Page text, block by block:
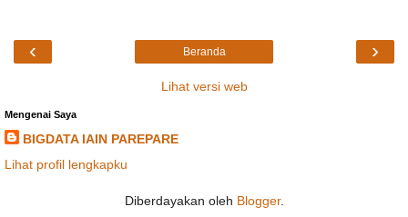
‹ ›
Beranda
Lihat versi web
Mengenai Saya
BIGDATA IAIN PAREPARE
Lihat profil lengkapku
Diberdayakan oleh Blogger.